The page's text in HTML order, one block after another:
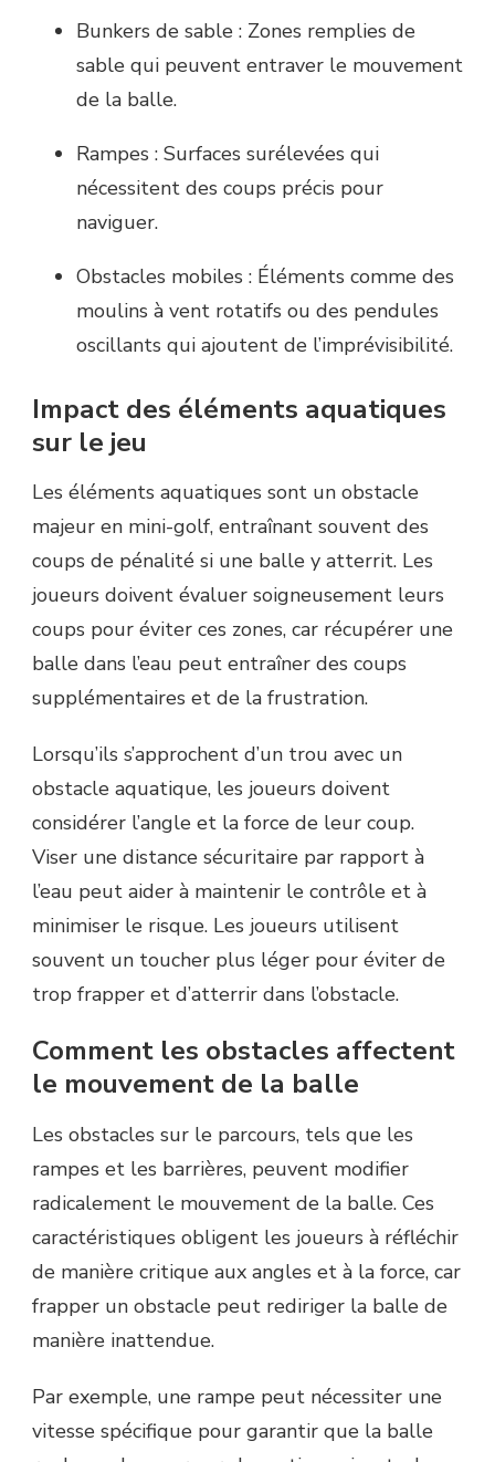
Bunkers de sable : Zones remplies de
sable qui peuvent entraver le mouvement
de la balle.
Rampes : Surfaces surélevées qui
nécessitent des coups précis pour
naviguer.
Obstacles mobiles : Éléments comme des
moulins à vent rotatifs ou des pendules
oscillants qui ajoutent de l’imprévisibilité.
Impact des éléments aquatiques
sur le jeu
Les éléments aquatiques sont un obstacle
majeur en mini-golf, entraînant souvent des
coups de pénalité si une balle y atterrit. Les
joueurs doivent évaluer soigneusement leurs
coups pour éviter ces zones, car récupérer une
balle dans l’eau peut entraîner des coups
supplémentaires et de la frustration.
Lorsqu’ils s’approchent d’un trou avec un
obstacle aquatique, les joueurs doivent
considérer l’angle et la force de leur coup.
Viser une distance sécuritaire par rapport à
l’eau peut aider à maintenir le contrôle et à
minimiser le risque. Les joueurs utilisent
souvent un toucher plus léger pour éviter de
trop frapper et d’atterrir dans l’obstacle.
Comment les obstacles affectent
le mouvement de la balle
Les obstacles sur le parcours, tels que les
rampes et les barrières, peuvent modifier
radicalement le mouvement de la balle. Ces
caractéristiques obligent les joueurs à réfléchir
de manière critique aux angles et à la force, car
frapper un obstacle peut rediriger la balle de
manière inattendue.
Par exemple, une rampe peut nécessiter une
vitesse spécifique pour garantir que la balle